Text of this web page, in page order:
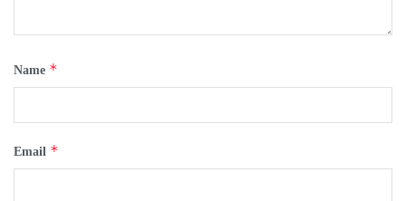
Name *
Email *